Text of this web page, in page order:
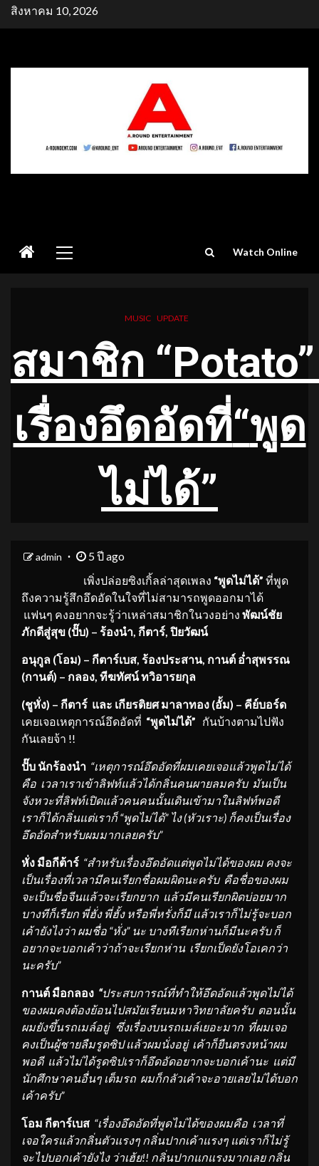
Skipสิงหาคม 10, 2026
Menu
Watch Online
MUSIC UPDATE
สมาชิก “Potato”
เรื่องอึดอัดที่“พูด
ไม่ได้”
admin
5 ปี ago
เพิ่งปล่อยซิงเกิ้ลล่าสุดเพลง “พูดไม่ได้” ที่พูด
ถึงความรู้สึกอึดอัดในใจที่ไม่สามารถพูดออกมาได้
แฟนๆ คงอยากจะรู้ว่าเหล่าสมาชิกในวงอย่าง พัฒน์ชัย
ภักดีสู่สุข (ปั๊บ) – ร้องนำ กีตาร์ ปิยวัฒน์
อนุกูล (โอม) – กีตาร์เบส ร้องประสาน, กานต์ อ่ำสุพรรณ
(กานต์) – กลอง ทีฆทัศน์ ทวิอารยกุล
(ชูหั่ง) – กีตาร์ และ เกียรติยศ มาลาทอง (อั้ม) – คีย์บอร์ด
เคยเจอเหตุการณ์อึดอัดที่ “พูดไม่ได้” กันบ้างตามไปฟัง
กันเลยจ้า !!
ปั๊บ นักร้องนำ “เหตุการณ์อึดอัดที่ผมเคยเจอแล้วพูดไม่ได้
คือ เวลาเราเข้าลิฟท์แล้วได้กลิ่นคนผายลมครับ มันเป็น
จังหวะที่ลิฟท์เปิดแล้วคนคนนั้นเดินเข้ามาในลิฟท์พอดี
เราก็ได้กลิ่นแต่เราก็ “พูดไม่ได้” ไง (หัวเราะ) ก็คงเป็นเรื่อง
อึดอัดสำหรับผมมากเลยครับ”
หั่ง มือกีต้าร์ “สำหรับเรื่องอึดอัดแต่พูดไม่ได้ของผม คงจะ
เป็นเรื่องที่เวลามีคนเรียกชื่อผมผิดนะครับ คือชื่อของผม
จะเป็นชื่อจีนแล้วจะเรียกยาก แล้วมีคนเรียกผิดบ่อยมาก
บางทีก็เรียก พี่ฮั่ง พี่ฮั้ง หรือพี่หรั่งก็มี แล้วเราก็ไม่รู้จะบอก
เค้ายังไงว่า ผมชื่อ “หั่ง” นะ บางทีเรียกห่านก็มีนะครับ ก็
อยากจะบอกเค้าว่าถ้าจะเรียกห่าน เรียกเป็ดยังโอเคกว่า
นะครับ”
กานต์ มือกลอง “ประสบการณ์ที่ทำให้อึดอัดแล้วพูดไม่ได้
ของผมคงต้องย้อนไปสมัยเรียนมหาวิทยาลัยครับ ตอนนั้น
ผมยังขึ้นรถเมล์อยู่ ซึ่งเรื่องบนรถเมล์เยอะมาก ที่ผมเจอ
คงเป็นผู้ชายลืมรูดซิป แล้วผมนั่งอยู่ เค้าก็ยืนตรงหน้าผม
พอดี แล้วไม่ได้รูดซิปเราก็อึดอัดอยากจะบอกเค้านะ แต่มี
นักศึกษาคนอื่นๆ เต็มรถ ผมก็กลัวเค้าจะอายเลยไม่ได้บอก
เค้าครับ”
โอม กีตาร์เบส “เรื่องอึดอัดที่พูดไม่ได้ของผมคือ เวลาที่
เจอใครแล้วกลิ่นตัวแรงๆ กลิ่นปากเค้าแรงๆ แต่เราก็ไม่รู้
จะไปบอกเค้ายังไง ว่าเฮ้ย!! กลิ่นปากแกแรงมากเลย กลิ่น